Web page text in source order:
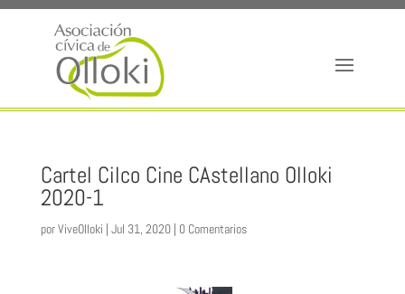
Cartel Cilco Cine CAstellano Olloki
2020-1
porViveOlloki Jul 31, 2020| 0 Comentarios